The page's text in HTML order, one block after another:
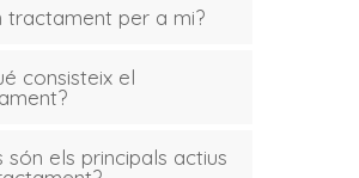
tractament per a mi?
consisteix el
són els principals actius